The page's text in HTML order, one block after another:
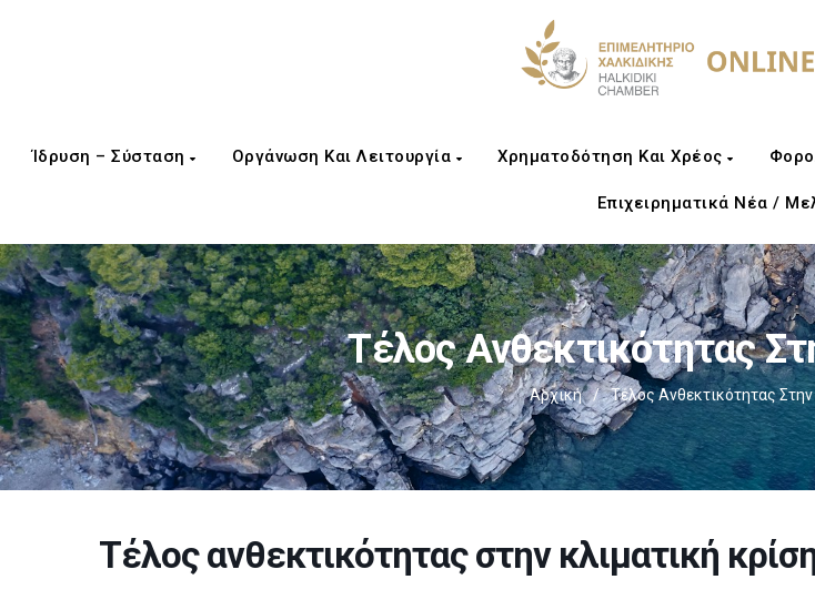
Ίδρυση – Σύσταση Οργάνωση Και Λειτουργία Χρηματοδότηση Και Χρέος
Επιχειρηματικά Νέα /
Τέλος Ανθεκτικότητας
Αρχική / Τέλος Ανθεκτικότητας Στην
Τέλος ανθεκτικότητας στην κλιματική